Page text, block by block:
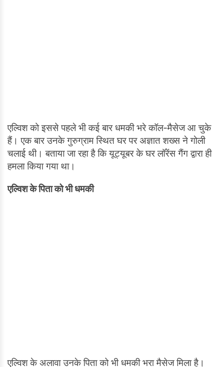
एल्विश को इससे पहले भी कई बार धमकी भरे कॉल-मैसेज आ चुके
हैं। एक बार उनके गुरुग्राम स्थित घर पर अज्ञात शख्स ने गोली
चलाई थी। बताया जा रहा है कि यूट्यूबर के घर लॉरेंस गैंग द्वारा ही
हमला किया गया था।
एल्विश के पिता को भी धमकी
एल्विश के अलावा उनके पिता को भी धमकी भरा मैसेज मिला है।